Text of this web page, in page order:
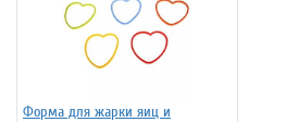
Форма для жарки яиц и